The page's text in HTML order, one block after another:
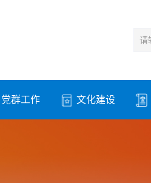
党群工作 文化建设